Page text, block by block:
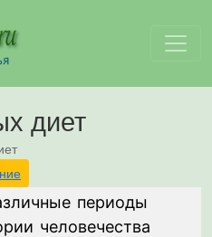
диет
периоды
человечества